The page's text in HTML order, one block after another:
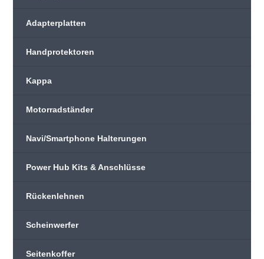
Adapterplatten
Handprotektoren
Kappa
Motorradständer
Navi/Smartphone Halterungen
Power Hub Kits & Anschlüsse
Rückenlehnen
Scheinwerfer
Seitenkoffer